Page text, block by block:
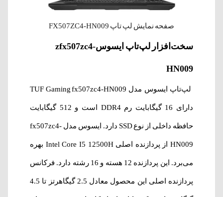
صفحه نمایش لپ تاپ FX507ZC4-HN009
سخت‌افزار لپ‌‌تاپ‌ ایسوسzfx507zc4-
HN009
لپ‌تاپ ایسوس مدل TUF Gaming fx507zc4-HN009
دارای 16 گیگابایت رم DDR4 است و 512 گیگابایت
حافظه داخلی از نوع SSD دارد. ایسوس مدل fx507zc4-
HN009 از پردازنده اصلی Intel Core I5 12500H بهره
می‌برد. این پردازنده 12 هسته‌ و 16 رشته دارد. فرکانس
پردازنده اصلی این محصول معادل 2.5 گیگاهرتز تا 4.5